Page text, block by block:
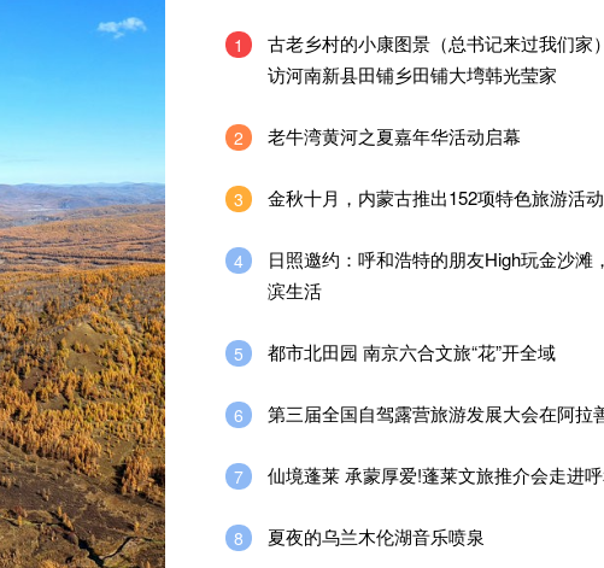
1
古老乡村的小康图景（总书记来过我们
访河南新县田铺乡田铺大塆韩光莹家
2 老牛湾黄河之夏嘉年华活动启幕
3 金秋十月，内蒙古推出152项特色旅游活动
4
日照邀约：呼和浩特的朋友High玩金沙滩
滨生活
5 都市北田园 南京六合文旅“花”开全域
6 第三届全国自驾露营旅游发展大会在阿拉
7 仙境蓬莱 承蒙厚爱!蓬莱文旅推介会走进
8 夏夜的乌兰木伦湖音乐喷泉